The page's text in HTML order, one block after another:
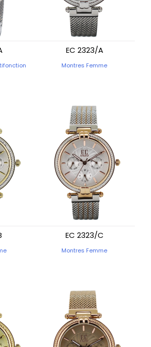
EC 2323/A
Montres Femme
EC 2323/C
Montres Femme